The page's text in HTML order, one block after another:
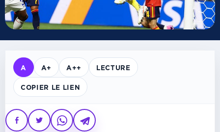
A A+ A++ LECTURE
COPIER LE LIEN